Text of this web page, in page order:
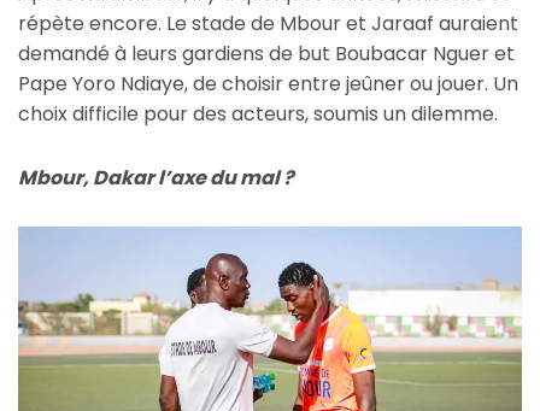
répète encore. Le stade de Mbour et Jaraaf auraient
demandé à leurs gardiens de but Boubacar Nguer et
Pape Yoro Ndiaye, de choisir entre jeûner ou jouer. Un
choix difficile pour des acteurs, soumis un dilemme.
Mbour, Dakar l’axe du mal ?